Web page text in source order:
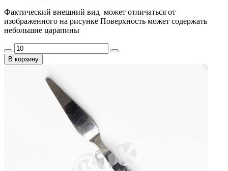
Фактический внешний вид может отличаться от
изображенного на рисунке Поверхность может содержать
небольшие царапины
В корзину